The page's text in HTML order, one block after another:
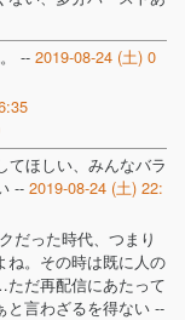
-- 2019-08-24 (土) 0
てほしい、みんなバラ
-- 2019-08-24 (土) 22:
だった時代、つまり
ね。その時は既に人の
だ再配信にあたって
と言わざるを得ない --